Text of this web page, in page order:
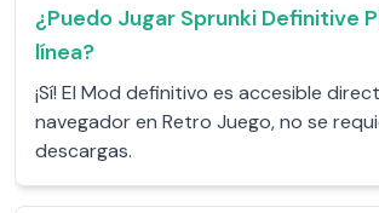
¿Puedo Jugar Sprunki Definitive
línea?
¡Sí! El Mod definitivo es accesible
navegador en Retro Juego, no se
descargas.